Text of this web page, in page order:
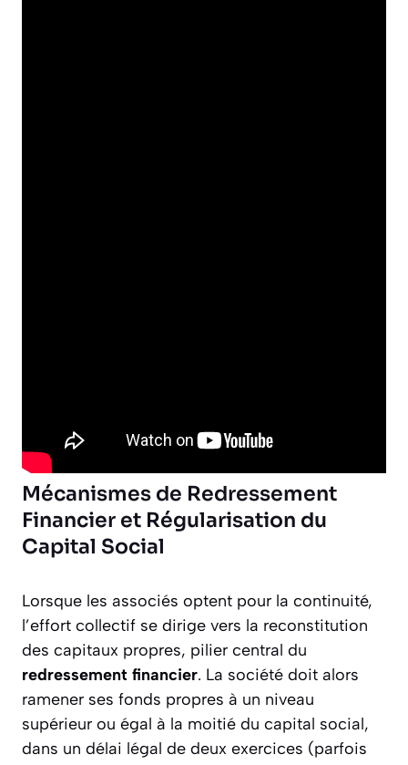
Mécanismes de Redressement
Financier et Régularisation du
Capital Social
Lorsque les associés optent pour la continuité,
l’effort collectif se dirige vers la reconstitution
des capitaux propres, pilier central du
redressement financier. La société doit alors
ramener ses fonds propres à un niveau
supérieur ou égal à la moitié du capital social,
dans un délai légal de deux exercices (parfois